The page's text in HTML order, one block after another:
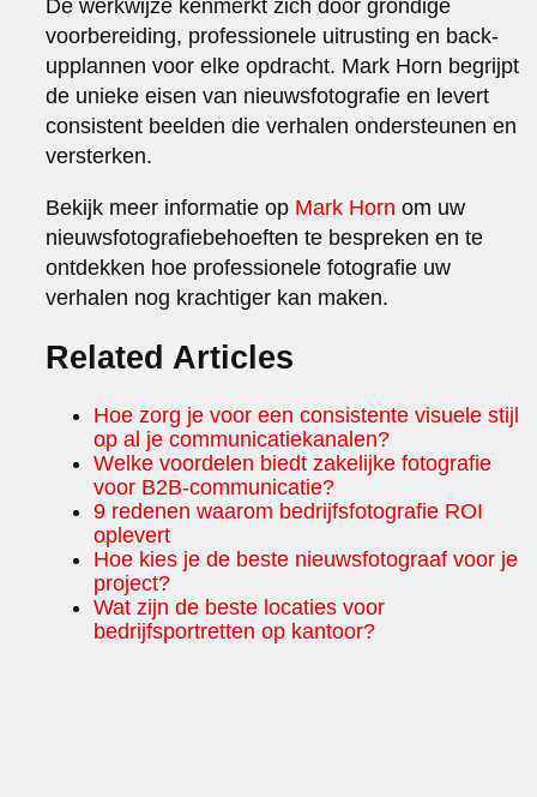
De werkwijze kenmerkt zich door grondige
voorbereiding, professionele uitrusting en back-
upplannen voor elke opdracht. Mark Horn begrijpt
de unieke eisen van nieuwsfotografie en levert
consistent beelden die verhalen ondersteunen en
versterken.
Bekijk meer informatie op Mark Horn om uw
nieuwsfotografiebehoeften te bespreken en te
ontdekken hoe professionele fotografie uw
verhalen nog krachtiger kan maken.
Related Articles
Hoe zorg je voor een consistente visuele stijl
op al je communicatiekanalen?
Welke voordelen biedt zakelijke fotografie
voor B2B-communicatie?
9 redenen waarom bedrijfsfotografie ROI
oplevert
Hoe kies je de beste nieuwsfotograaf voor je
project?
Wat zijn de beste locaties voor
bedrijfsportretten op kantoor?